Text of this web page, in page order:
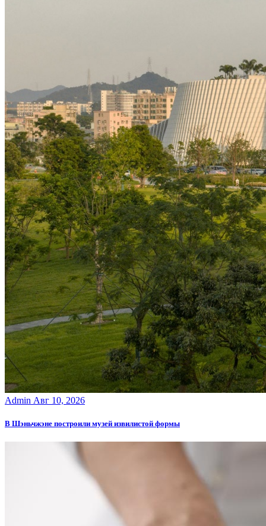
Admin Авг 10, 2026
В Шэньчжэне построили музей извилистой формы